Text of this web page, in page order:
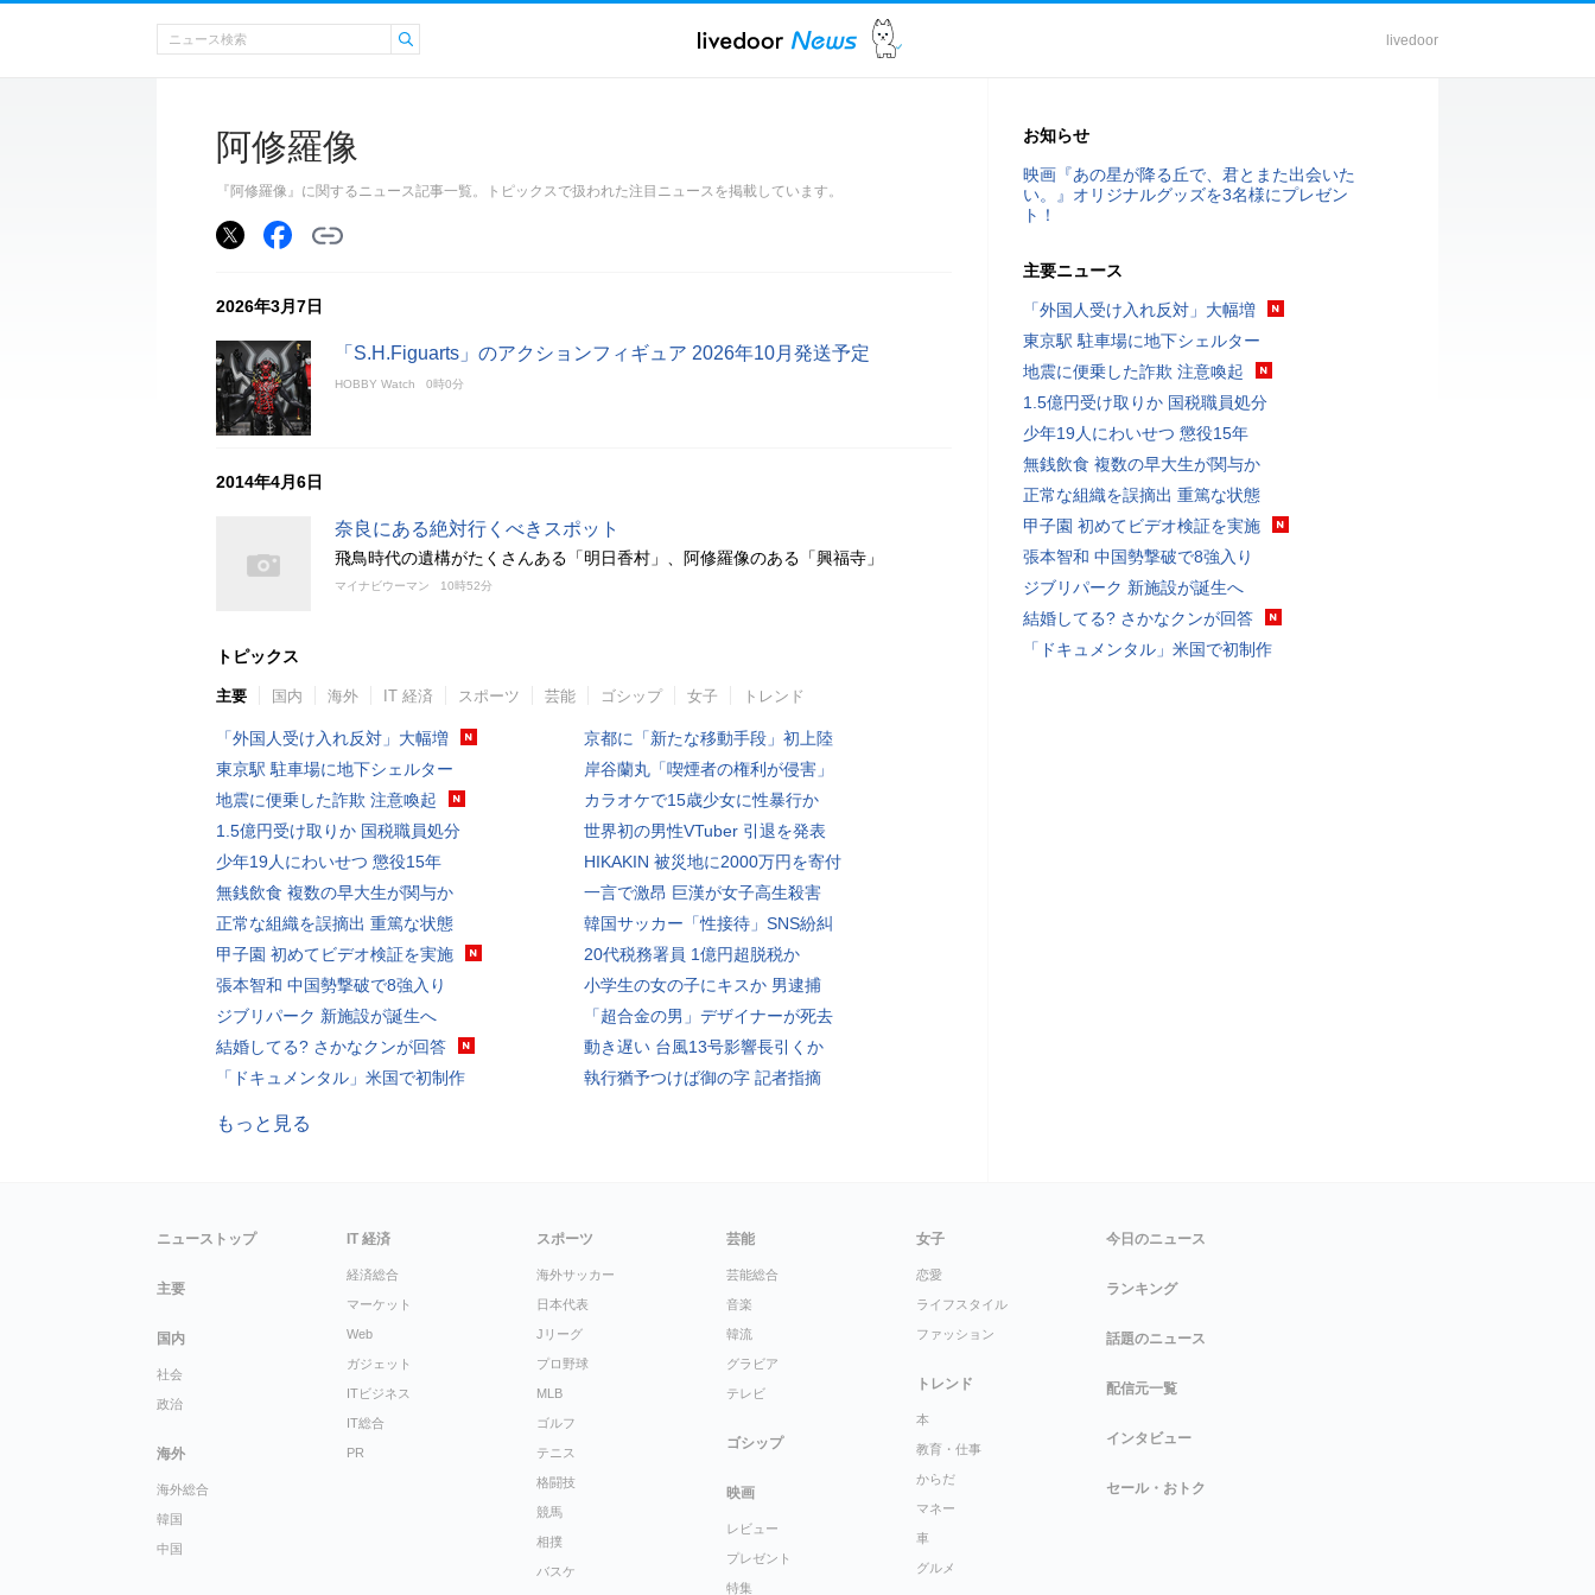
livedoor
阿修羅像
『阿修羅像』に関するニュース記事一覧。トピックスで扱われた注目ニュースを掲載しています。
2026年3月7日
「S.H.Figuarts」のアクションフィギュア 2026年10月発送予定
HOBBY Watch 0時0分
2014年4月6日
奈良にある絶対行くべきスポット
飛鳥時代の遺構がたくさんある「明日香村」、阿修羅像のある「興福寺」
マイナビウーマン 10時52分
トピックス
主要 国内 海外 IT 経済 スポーツ 芸能 ゴシップ 女子 トレンド
「外国人受け入れ反対」大幅増
東京駅 駐車場に地下シェルター
地震に便乗した詐欺 注意喚起
1.5億円受け取りか 国税職員処分
少年19人にわいせつ 懲役15年
無銭飲食 複数の早大生が関与か
正常な組織を誤摘出 重篤な状態
甲子園 初めてビデオ検証を実施
張本智和 中国勢撃破で8強入り
ジブリパーク 新施設が誕生へ
結婚してる? さかなクンが回答
「ドキュメンタル」米国で初制作
京都に「新たな移動手段」初上陸
岸谷蘭丸「喫煙者の権利が侵害」
カラオケで15歳少女に性暴行か
世界初の男性VTuber 引退を発表
HIKAKIN 被災地に2000万円を寄付
一言で激昂 巨漢が女子高生殺害
韓国サッカー「性接待」SNS紛糾
20代税務署員 1億円超脱税か
小学生の女の子にキスか 男逮捕
「超合金の男」デザイナーが死去
動き遅い 台風13号影響長引くか
執行猶予つけば御の字 記者指摘
もっと見る
お知らせ
映画『あの星が降る丘で、君とまた出会いた
い。』オリジナルグッズを3名様にプレゼン
ト！
主要ニュース
「外国人受け入れ反対」大幅増
東京駅 駐車場に地下シェルター
地震に便乗した詐欺 注意喚起
1.5億円受け取りか 国税職員処分
少年19人にわいせつ 懲役15年
無銭飲食 複数の早大生が関与か
正常な組織を誤摘出 重篤な状態
甲子園 初めてビデオ検証を実施
張本智和 中国勢撃破で8強入り
ジブリパーク 新施設が誕生へ
結婚してる? さかなクンが回答
「ドキュメンタル」米国で初制作
ニューストップ
主要
国内
社会
政治
海外
海外総合
韓国
中国
IT 経済
経済総合
マーケット
Web
ガジェット
ITビジネス
IT総合
PR
スポーツ
海外サッカー
日本代表
Jリーグ
プロ野球
MLB
ゴルフ
テニス
格闘技
競馬
相撲
バスケ
芸能
芸能総合
音楽
韓流
グラビア
テレビ
ゴシップ
映画
レビュー
プレゼント
特集
女子
恋愛
ライフスタイル
ファッション
トレンド
本
教育・仕事
からだ
マネー
車
グルメ
今日のニュース
ランキング
話題のニュース
配信元一覧
インタビュー
セール・おトク